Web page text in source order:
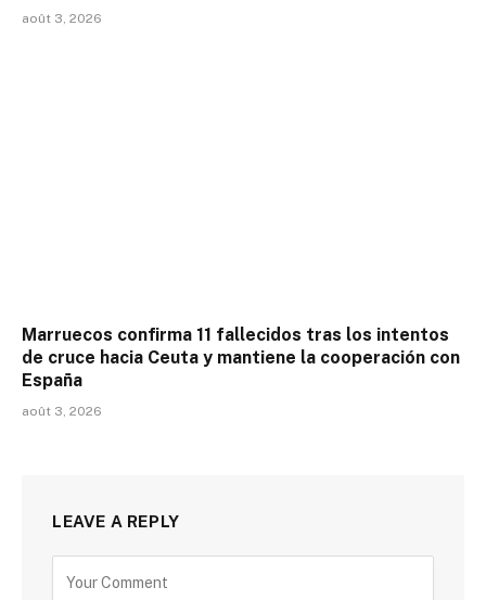
août 3, 2026
Marruecos confirma 11 fallecidos tras los intentos
de cruce hacia Ceuta y mantiene la cooperación con
España
août 3, 2026
LEAVE A REPLY